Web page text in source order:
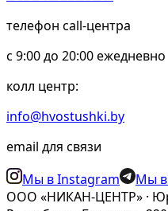
телефон call-центра
c 9:00 до 20:00 ежедневно
колл центр:
info@hvostushki.by
email для связи
Мы в Instagram
Мы в
ООО «НИКАН-ЦЕНТР» ·